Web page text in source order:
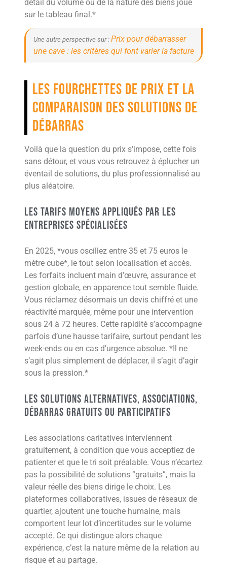
détail du volume ou de la nature des biens joue
sur le tableau final.*
Une autre perspective sur : Prix pour débarrasser
une cave : les critères qui font varier la facture
Les fourchettes de prix et la
comparaison des solutions de
débarras
Voilà que la question du prix s’impose, cette fois
sans détour, et vous vous retrouvez à éplucher un
éventail de solutions, du plus professionnalisé au
plus aléatoire.
Les tarifs moyens appliqués par les
entreprises spécialisées
En 2025, *vous oscillez entre 35 et 75 euros le
mètre cube*, le tout selon localisation et accès.
Les forfaits incluent main d’œuvre, assurance et
gestion globale, en apparence tout semble fluide.
Vous réclamez désormais un devis chiffré et une
réactivité marquée, même pour une intervention
sous 24 à 72 heures. Cette rapidité s’accompagne
parfois d’une hausse tarifaire, surtout pendant les
week-ends ou en cas d’urgence absolue. *Il ne
s’agit plus simplement de déplacer, il s’agit d’agir
sous la pression.*
Les solutions alternatives, associations,
débarras gratuits ou participatifs
Les associations caritatives interviennent
gratuitement, à condition que vous acceptiez de
patienter et que le tri soit préalable. Vous n’écartez
pas la possibilité de solutions “gratuits”, mais la
valeur réelle des biens dirige le choix. Les
plateformes collaboratives, issues de réseaux de
quartier, ajoutent une touche humaine, mais
comportent leur lot d’incertitudes sur le volume
accepté. Ce qui distingue alors chaque
expérience, c’est la nature même de la relation au
risque et au partage.